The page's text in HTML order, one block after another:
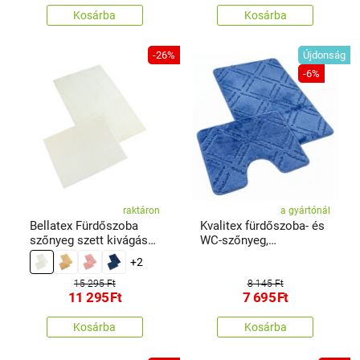
Kosárba Kosárba
-26%
raktáron
Bellatex Fürdőszoba
szőnyeg szett kivágás
nélkül BANYGOLD krém,
60 x 100, 60 x 50 cm+2
15 295 Ft
11 295Ft
Kosárba
Újdonság
-6%
a gyártónál
Kvalitex fürdőszoba- és
WC-szőnyeg,
8 145 Ft
7 695Ft
Kosárba